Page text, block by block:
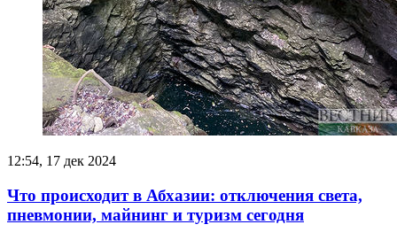
12:54, 17 дек 2024
Что происходит в Абхазии: отключения света,
пневмонии, майнинг и туризм сегодня